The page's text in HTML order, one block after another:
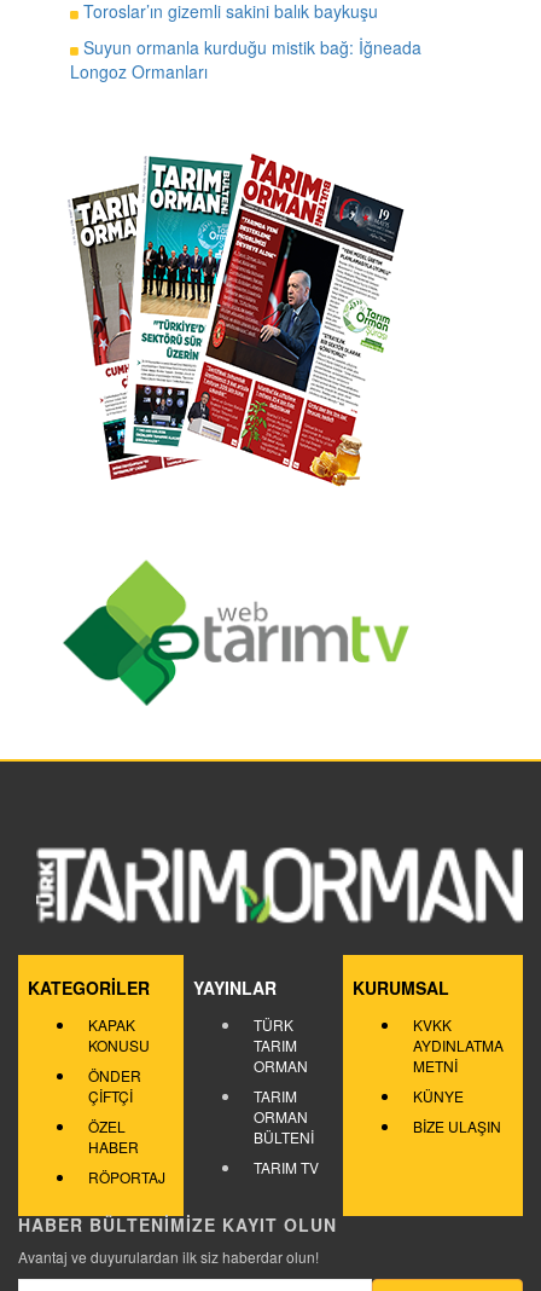
Toroslar’ın gizemli sakini balık baykuşu
Suyun ormanla kurduğu mistik bağ: İğneada
Longoz Ormanları
KATEGORİLER
KAPAK
KONUSU
ÖNDER
ÇİFTÇİ
ÖZEL
HABER
RÖPORTAJ
YAYINLAR
TÜRK
TARIM
ORMAN
TARIM
ORMAN
BÜLTENİ
TARIM TV
KURUMSAL
KVKK
AYDINLATMA
METNİ
KÜNYE
BİZE ULAŞIN
HABER BÜLTENİMİZE KAYIT OLUN
Avantaj ve duyurulardan ilk siz haberdar olun!